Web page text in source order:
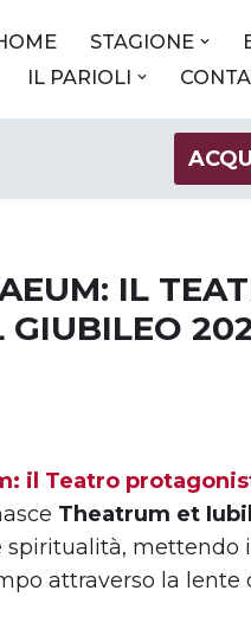
STAGIONE
IL PARIOLI
IL
GIUBILEO
il Teatro
Theatrum et
spiritualità, mettendo
attraverso la lente